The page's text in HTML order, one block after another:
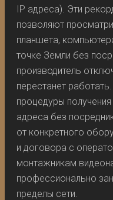
IP адреса). Эти
позволяют
планшета,
точке Земли без
производитель
перестанет
процедуры
адреса без
от конкретного
и договора с
монтажникам
профессионально
пределы сети.